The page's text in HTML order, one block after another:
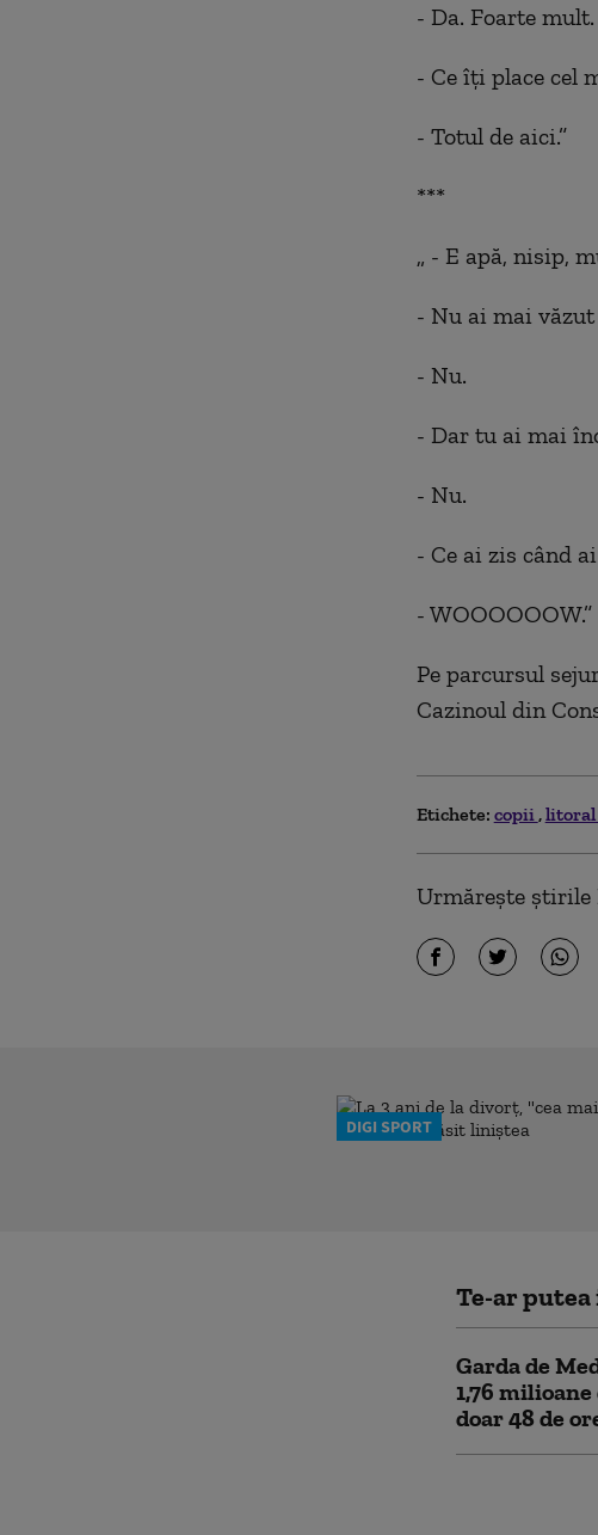
- Da. Foarte mult.
- Ce îţi place cel
- Totul de aici.”
***
„ - E apă, nisip,
- Nu ai mai
- Nu.
- Dar tu ai mai
- Nu.
- Ce ai zis când
- WOOOOOOW.”
Pe parcursul
Cazinoul din
Etichete: copii litoral
Urmărește știrile
DIGI SPORT
Te-ar
Garda de
1,76
doar 48 de